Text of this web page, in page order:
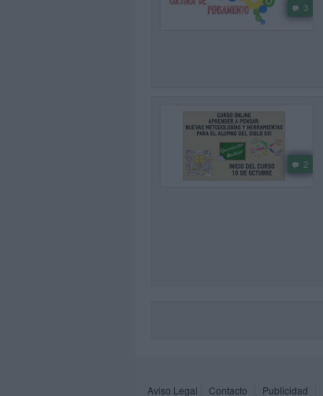
3
2
Aviso Legal Contacto Publicidad